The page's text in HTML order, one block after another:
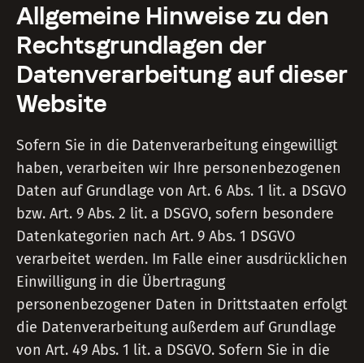
Allgemeine Hinweise zu den
Rechtsgrundlagen der
Datenverarbeitung auf dieser
Website
Sofern Sie in die Datenverarbeitung eingewilligt
haben, verarbeiten wir Ihre personenbezogenen
Daten auf Grundlage von Art. 6 Abs. 1 lit. a DSGVO
bzw. Art. 9 Abs. 2 lit. a DSGVO, sofern besondere
Datenkategorien nach Art. 9 Abs. 1 DSGVO
verarbeitet werden. Im Falle einer ausdrücklichen
Einwilligung in die Übertragung
personenbezogener Daten in Drittstaaten erfolgt
die Datenverarbeitung außerdem auf Grundlage
von Art. 49 Abs. 1 lit. a DSGVO. Sofern Sie in die